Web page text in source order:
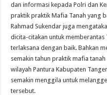
dan informasi kepada Polri dan
praktik praktik Mafia Tanah yang
Rahmad Sukendar juga
dicita-citakan untuk memberantas
terlaksana dengan baik. Bahkan
semakin tahun praktik mafia
wilayah Pantura Kabupaten
semakin menggila untuk
tersebut.